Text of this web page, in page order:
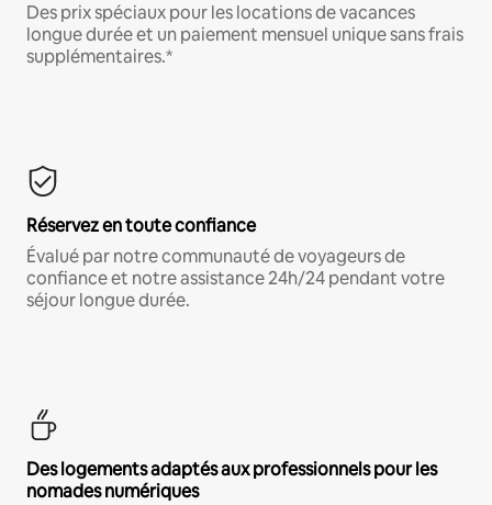
Des prix spéciaux pour les locations de vacances
longue durée et un paiement mensuel unique sans frais
supplémentaires.*
Réservez en toute confiance
Évalué par notre communauté de voyageurs de
confiance et notre assistance 24h/24 pendant votre
séjour longue durée.
Des logements adaptés aux professionnels pour les
nomades numériques